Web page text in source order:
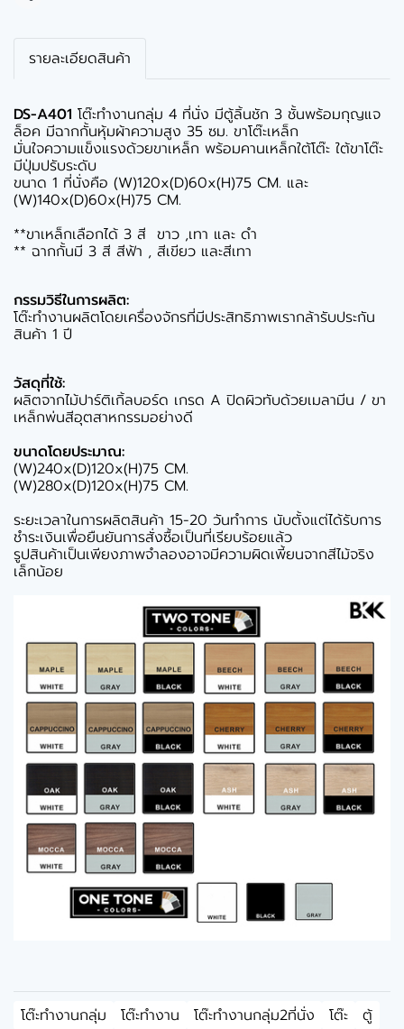
รายละเอียดสินค้า
DS-A401 โต๊ะทำงานกลุ่ม 4 ที่นั่ง มีตู้ลิ้นชัก 3 ชั้นพร้อมกุญแจ
ล็อค มีฉากกั้นหุ้มผ้าความสูง 35 ซม. ขาโต๊ะเหล็ก
มั่นใจความแข็งแรงด้วยขาเหล็ก พร้อมคานเหล็กใต้โต๊ะ ใต้ขาโต๊ะ
มีปุ่มปรับระดับ
ขนาด 1 ที่นั่งคือ (W)120x(D)60x(H)75 CM. และ
(W)140x(D)60x(H)75 CM.
**ขาเหล็กเลือกได้ 3 สี ขาว ,เทา และ ดำ
** ฉากกั้นมี 3 สี สีฟ้า , สีเขียว และสีเทา
กรรมวิธีในการผลิต:
โต๊ะทำงานผลิตโดยเครื่องจักรที่มีประสิทธิภาพเรากล้ารับประกัน
สินค้า 1 ปี
วัสดุที่ใช้:
ผลิตจากไม้ปาร์ติเกิ้ลบอร์ด เกรด A ปิดผิวทับด้วยเมลามีน / ขา
เหล็กพ่นสีอุตสาหกรรมอย่างดี
ขนาดโดยประมาณ:
(W)240x(D)120x(H)75 CM.
(W)280x(D)120x(H)75 CM.
ระยะเวลาในการผลิตสินค้า 15-20 วันทำการ นับตั้งแต่ได้รับการ
ชำระเงินเพื่อยืนยันการสั่งซื้อเป็นที่เรียบร้อยแล้ว
รูปสินค้าเป็นเพียงภาพจำลองอาจมีความผิดเพี้ยนจากสีไม้จริง
เล็กน้อย
โต๊ะทำงานกลุ่ม โต๊ะทำงาน โต๊ะทำงานกลุ่ม2ที่นั่ง โต๊ะ
ตู้